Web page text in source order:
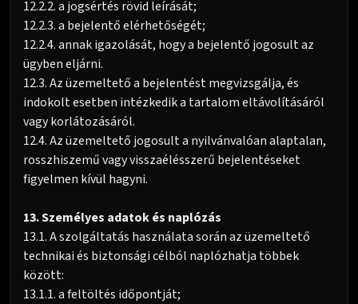
12.2.2. a jogsértés rövid leírását;
12.2.3. a bejelentő elérhetőségét;
12.2.4. annak igazolását, hogy a bejelentő jogosult az
ügyben eljárni.
12.3. Az üzemeltető a bejelentést megvizsgálja, és
indokolt esetben intézkedik a tartalom eltávolításáról
vagy korlátozásáról.
12.4. Az üzemeltető jogosult a nyilvánvalóan alaptalan,
rosszhiszemű vagy visszaélésszerű bejelentéseket
figyelmen kívül hagyni.
13. Személyes adatok és naplózás
13.1. A szolgáltatás használata során az üzemeltető
technikai és biztonsági célból naplózhatja többek
között:
13.1.1. a feltöltés időpontját;